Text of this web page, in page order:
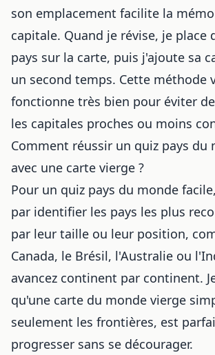
son emplacement facilite la
capitale. Quand je révise, je place
pays sur la carte, puis j'ajoute sa
un second temps. Cette méthode
fonctionne très bien pour éviter
les capitales proches ou moins
Comment réussir un quiz pays du
avec une carte vierge ?
Pour un quiz pays du monde
par identifier les pays les plus
par leur taille ou leur position,
Canada, le Brésil, l'Australie ou
avancez continent par continent.
qu'une carte du monde vierge
seulement les frontières, est
progresser sans se décourager.